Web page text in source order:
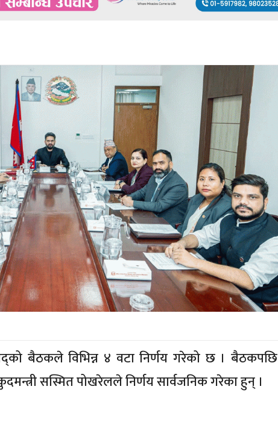
बैठकले विभिन्न ४ वटा निर्णय गरेको छ । बैठकपछि
सस्मित पोखरेलले निर्णय सार्वजनिक गरेका हुन् ।